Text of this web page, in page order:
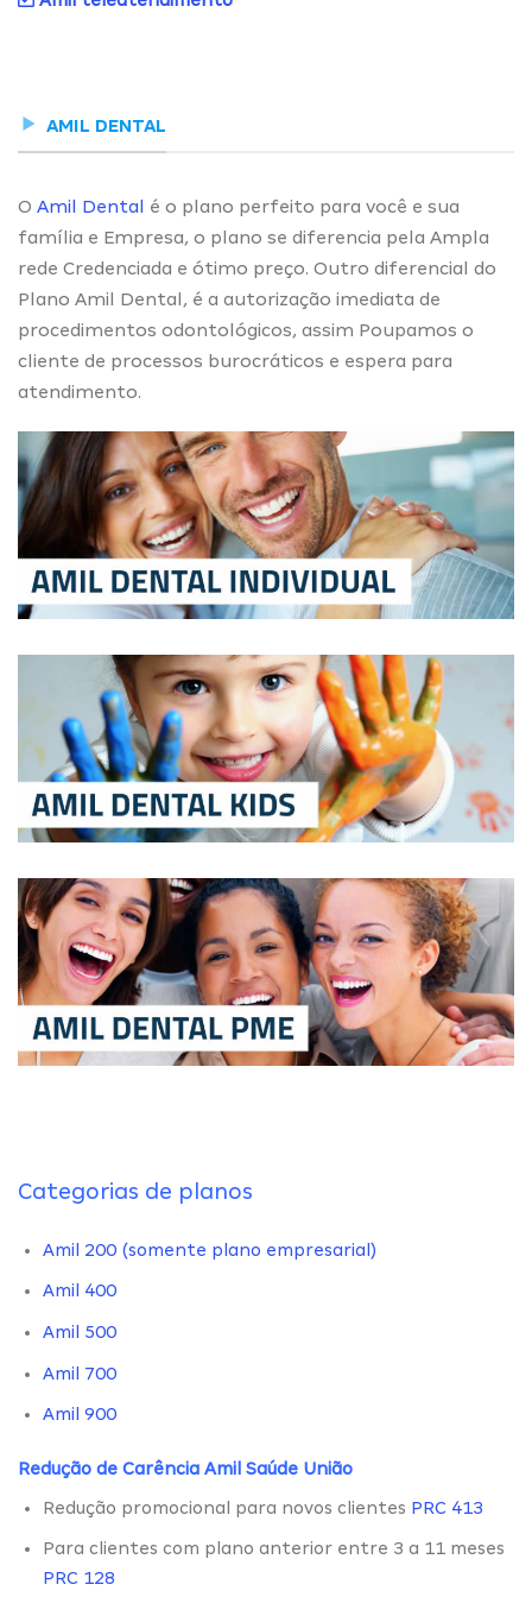
AMIL DENTAL
O Amil Dental é o plano perfeito para você e sua
família e Empresa, o plano se diferencia pela Ampla
rede Credenciada e ótimo preço. Outro diferencial do
Plano Amil Dental, é a autorização imediata de
procedimentos odontológicos, assim Poupamos o
cliente de processos burocráticos e espera para
atendimento.
Categorias de planos
Amil 200 (somente plano empresarial)
Amil 400
Amil 500
Amil 700
Amil 900
Redução de Carência Amil Saúde União
Redução promocional para novos clientes PRC 413
Para clientes com plano anterior entre 3 a 11 meses
PRC 128